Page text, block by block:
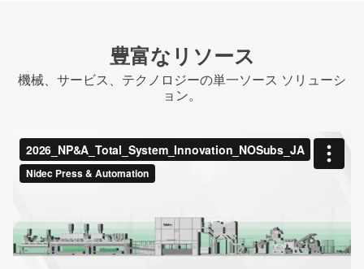
豊富なリソース
機械、サービス、テクノロジーの単一ソース ソリューシ
ョン。